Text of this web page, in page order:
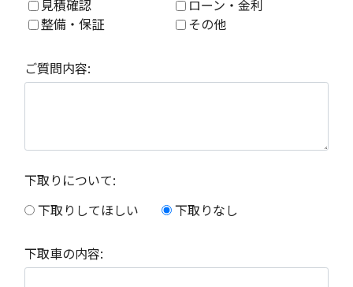
見積確認
ローン・金利
整備・保証
その他
ご質問内容:
下取りについて:
下取りしてほしい
下取りなし
下取車の内容: